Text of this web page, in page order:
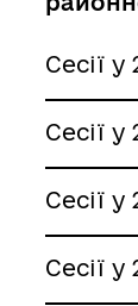
Сесії у
Сесії у
Сесії у
Сесії у